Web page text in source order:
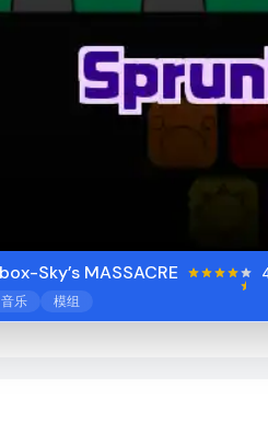
Sky’s MASSACRE
音乐 模组